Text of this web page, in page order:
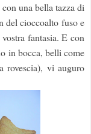
una bella tazza di
del cioccoalto fuso e
fantasia. E con
in bocca, belli come
rovescia), vi auguro